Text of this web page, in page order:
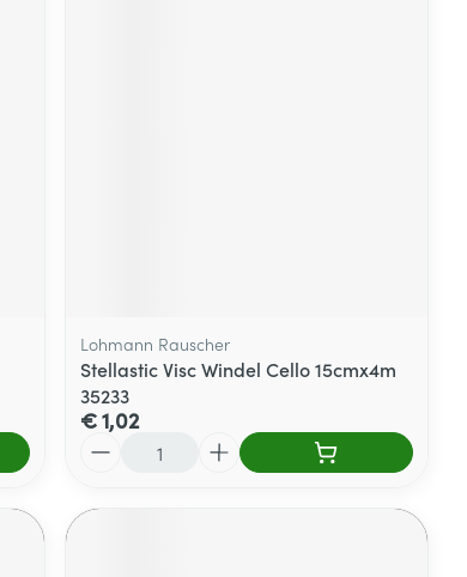
Lohmann Rauscher
Stellastic Visc Windel Cello 15cmx4m
35233
€ 1,02